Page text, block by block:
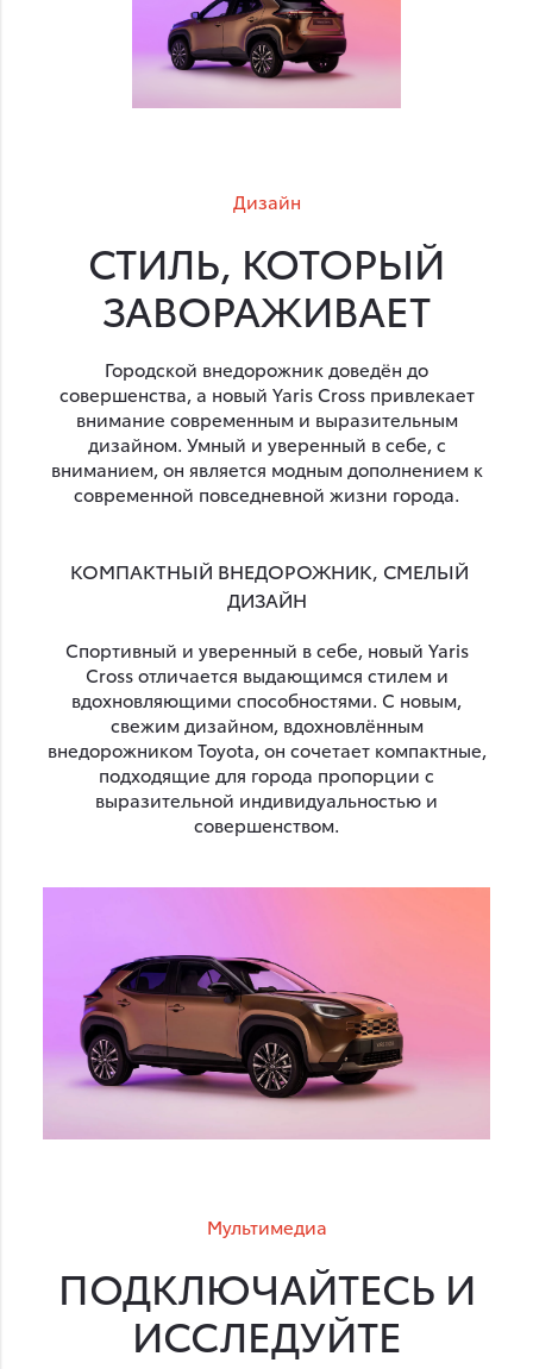
Дизайн
СТИЛЬ, КОТОРЫЙ
ЗАВОРАЖИВАЕТ
Городской внедорожник доведён до
совершенства, а новый Yaris Cross привлекает
внимание современным и выразительным
дизайном. Умный и уверенный в себе, с
вниманием, он является модным дополнением к
современной повседневной жизни города.
КОМПАКТНЫЙ ВНЕДОРОЖНИК, СМЕЛЫЙ
ДИЗАЙН
Спортивный и уверенный в себе, новый Yaris
Cross отличается выдающимся стилем и
вдохновляющими способностями. С новым,
свежим дизайном, вдохновлённым
внедорожником Toyota, он сочетает компактные,
подходящие для города пропорции с
выразительной индивидуальностью и
совершенством.
Мультимедиа
ПОДКЛЮЧАЙТЕСЬ И
ИССЛЕДУЙТЕ